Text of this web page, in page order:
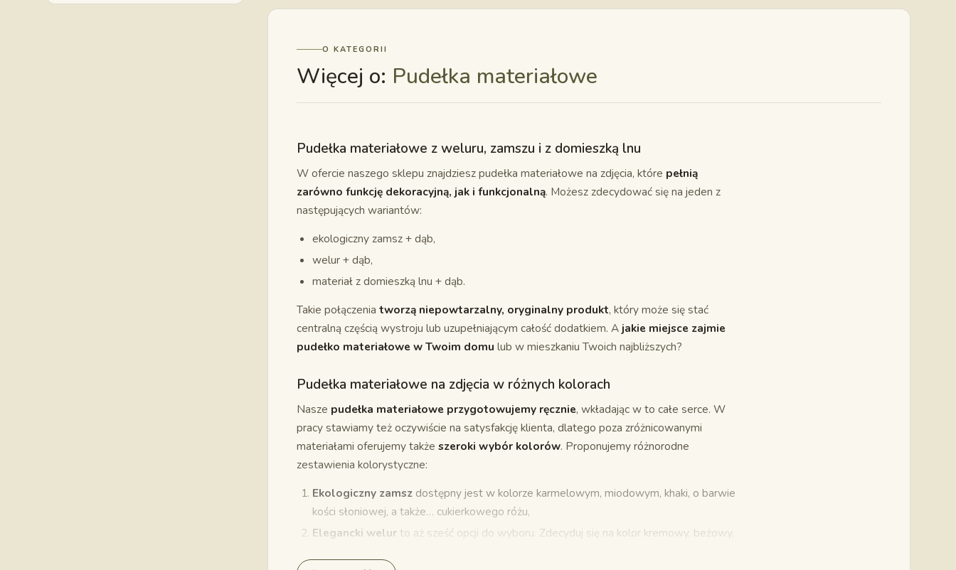
O KATEGORII
Więcej o: Pudełka materiałowe
Pudełka materiałowe z weluru, zamszu i z domieszką lnu
W ofercie naszego sklepu znajdziesz pudełka materiałowe na zdjęcia, które pełnią
zarówno funkcję dekoracyjną, jak i funkcjonalną. Możesz zdecydować się na jeden z
następujących wariantów:
ekologiczny zamsz + dąb,
welur + dąb,
materiał z domieszką lnu + dąb.
Takie połączenia tworzą niepowtarzalny, oryginalny produkt, który może się stać
centralną częścią wystroju lub uzupełniającym całość dodatkiem. A jakie miejsce zajmie
pudełko materiałowe w Twoim domu lub w mieszkaniu Twoich najbliższych?
Pudełka materiałowe na zdjęcia w różnych kolorach
Nasze pudełka materiałowe przygotowujemy ręcznie, wkładając w to całe serce. W
pracy stawiamy też oczywiście na satysfakcję klienta, dlatego poza zróżnicowanymi
materiałami oferujemy także szeroki wybór kolorów. Proponujemy różnorodne
zestawienia kolorystyczne:
Ekologiczny zamsz dostępny jest w kolorze karmelowym, miodowym, khaki, o barwie
kości słoniowej, a także… cukierkowego różu,
Elegancki welur to aż sześć opcji do wyboru. Zdecyduj się na kolor kremowy, beżowy,